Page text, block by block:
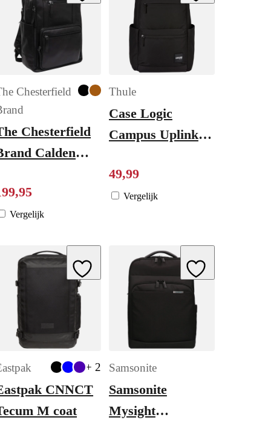
Chesterfield
Chesterfield
Calden
,95
Vergelijk
Thule
Case Logic
Campus Uplink
Backpack 26L
black
49,99
Vergelijk
Add to Wishlist
+ 2
CNNCT
M coat
Add to Wishlist
Samsonite
Samsonite
Mysight